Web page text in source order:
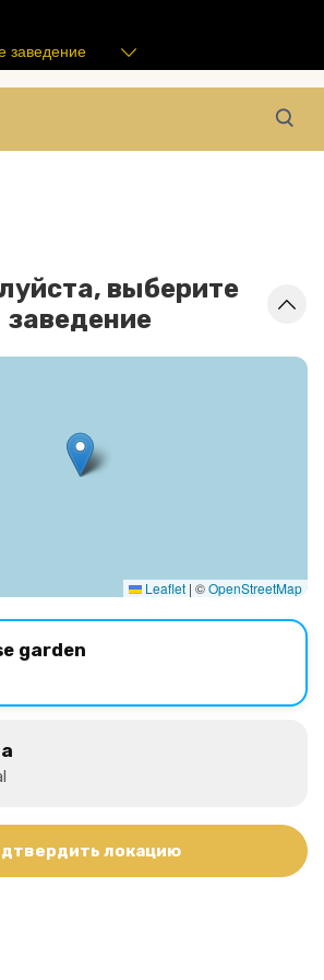
заведение
выберите
заведение
Leaflet | ©OpenStreetMap
garden
локацию